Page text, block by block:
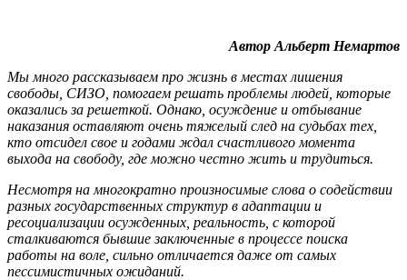
Автор Альберт Немартов
Мы много рассказываем про жизнь в местах лишения
свободы, СИЗО, помогаем решать проблемы людей, которые
оказались за решеткой. Однако, осуждение и отбывание
наказания оставляют очень тяжелый след на судьбах тех,
кто отсидел свое и годами ждал счастливого момента
выхода на свободу, где можно честно жить и трудиться.
Несмотря на многократно произносимые слова о содействии
разных государственных структур в адаптации и
ресоциализации осужденных, реальность, с которой
сталкиваются бывшие заключенные в процессе поиска
работы на воле, сильно отличается даже от самых
пессимистичных ожиданий.